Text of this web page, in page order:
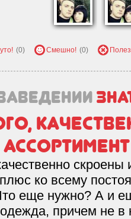
(0) Смешно! (0)
ко всему
еще нужно? А и
причем не в